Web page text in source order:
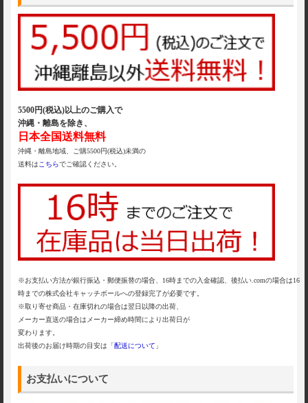
5500円(税込)以上のご購入で
沖縄・離島を除き、
日本全国送料無料
沖縄・離島地域、ご購5500円(税込)未満の
送料は こちらでご確認ください。
※お支払い方法が銀行振込・郵便振替の場合、16時までの入金確認、後払い.comの場合は16
時までの株式会社キャッチボールへの登録完了が必要です。
※取り寄せ商品・在庫切れの場合は翌日以降の出荷、
メーカー直送の場合はメーカー締め時間により出荷日が
変わります。
出荷後のお届け時期の目安は「 配送について 」
お支払いについて